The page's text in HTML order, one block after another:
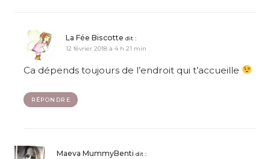
La Fée Biscotte dit :
12 février 2018 à 4 h 21 min
Ca dépends toujours de l’endroit qui t’accueille
RÉPONDRE
Maeva MummyBenti dit :